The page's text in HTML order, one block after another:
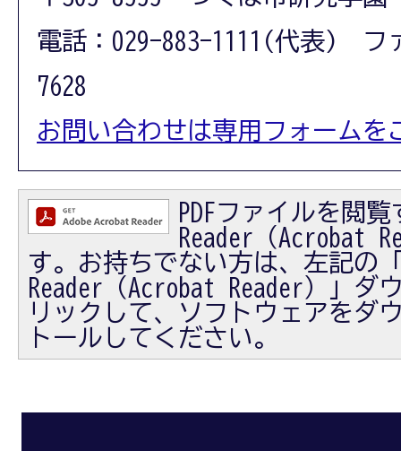
電話：029-883-1111(代表) フ
7628
お問い合わせは専用フォームを
PDFファイルを閲
Reader（Acrobat
す。お持ちでない方は、左記の
Reader（Acrobat Reader）」ダ
リックして、ソフトウェアをダ
トールしてください。